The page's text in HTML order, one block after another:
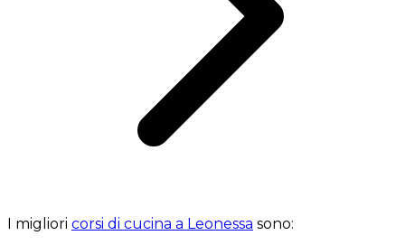
I migliori corsi di cucina a Leonessa sono: